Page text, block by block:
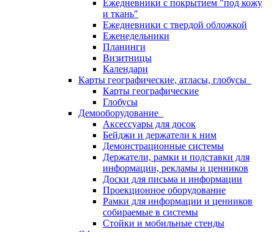
Ежедневники с покрытием "под кожу
и ткань"
Ежедневники с твердой обложкой
Еженедельники
Планинги
Визитницы
Календари
Карты географические, атласы, глобусы
Карты географические
Глобусы
Демооборудование
Аксессуары для досок
Бейджи и держатели к ним
Демонстрационные системы
Держатели, рамки и подставки для
информации, рекламы и ценников
Доски для письма и информации
Проекционное оборудование
Рамки для информации и ценников
собираемые в системы
Стойки и мобильные стенды